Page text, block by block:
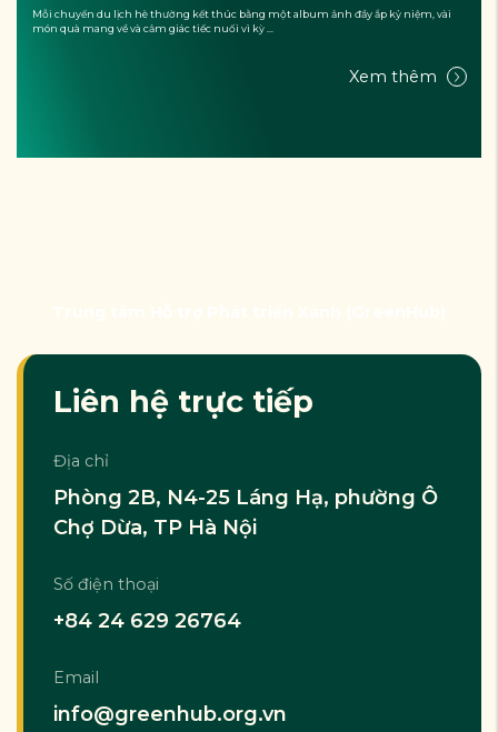
Mỗi chuyến du lịch hè thường kết thúc bằng một album ảnh đầy ắp kỷ niệm, vài
món quà mang về và cảm giác tiếc nuối vì kỳ ...
Xem thêm
Liên hệ trực tiếp
Địa chỉ
Phòng 2B, N4-25 Láng Hạ, phường Ô
Chợ Dừa, TP Hà Nội
Số điện thoại
+84 24 629 26764
Email
info@greenhub.org.vn